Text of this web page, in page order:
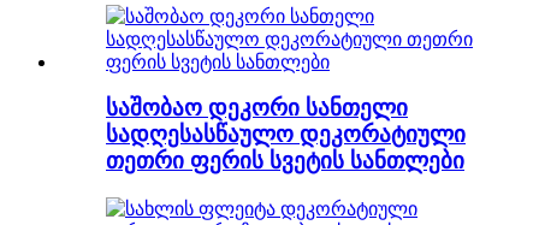
საშობაო დეკორი სანთელი
სადღესასწაულო დეკორატიული
თეთრი ფერის სვეტის სანთლები